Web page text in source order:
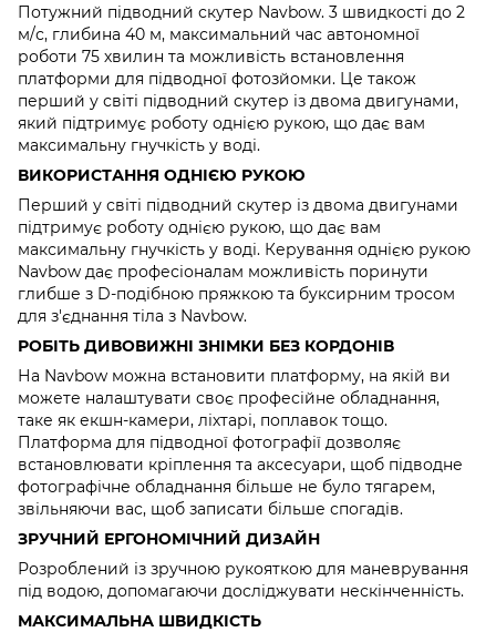
Потужний підводний скутер Navbow. 3 швидкості до 2
м/с, глибина 40 м, максимальний час автономної
роботи 75 хвилин та можливість встановлення
платформи для підводної фотозйомки. Це також
перший у світі підводний скутер із двома двигунами,
який підтримує роботу однією рукою, що дає вам
максимальну гнучкість у воді.
ВИКОРИСТАННЯ ОДНІЄЮ РУКОЮ
Перший у світі підводний скутер із двома двигунами
підтримує роботу однією рукою, що дає вам
максимальну гнучкість у воді. Керування однією рукою
Navbow дає професіоналам можливість поринути
глибше з D-подібною пряжкою та буксирним тросом
для з'єднання тіла з Navbow.
РОБІТЬ ДИВОВИЖНІ ЗНІМКИ БЕЗ КОРДОНІВ
На Navbow можна встановити платформу, на якій ви
можете налаштувати своє професійне обладнання,
таке як екшн-камери, ліхтарі, поплавок тощо.
Платформа для підводної фотографії дозволяє
встановлювати кріплення та аксесуари, щоб підводне
фотографічне обладнання більше не було тягарем,
звільняючи вас, щоб записати більше спогадів.
ЗРУЧНИЙ ЕРГОНОМІЧНИЙ ДИЗАЙН
Розроблений із зручною рукояткою для маневрування
під водою, допомагаючи досліджувати нескінченність.
МАКСИМАЛЬНА ШВИДКІСТЬ